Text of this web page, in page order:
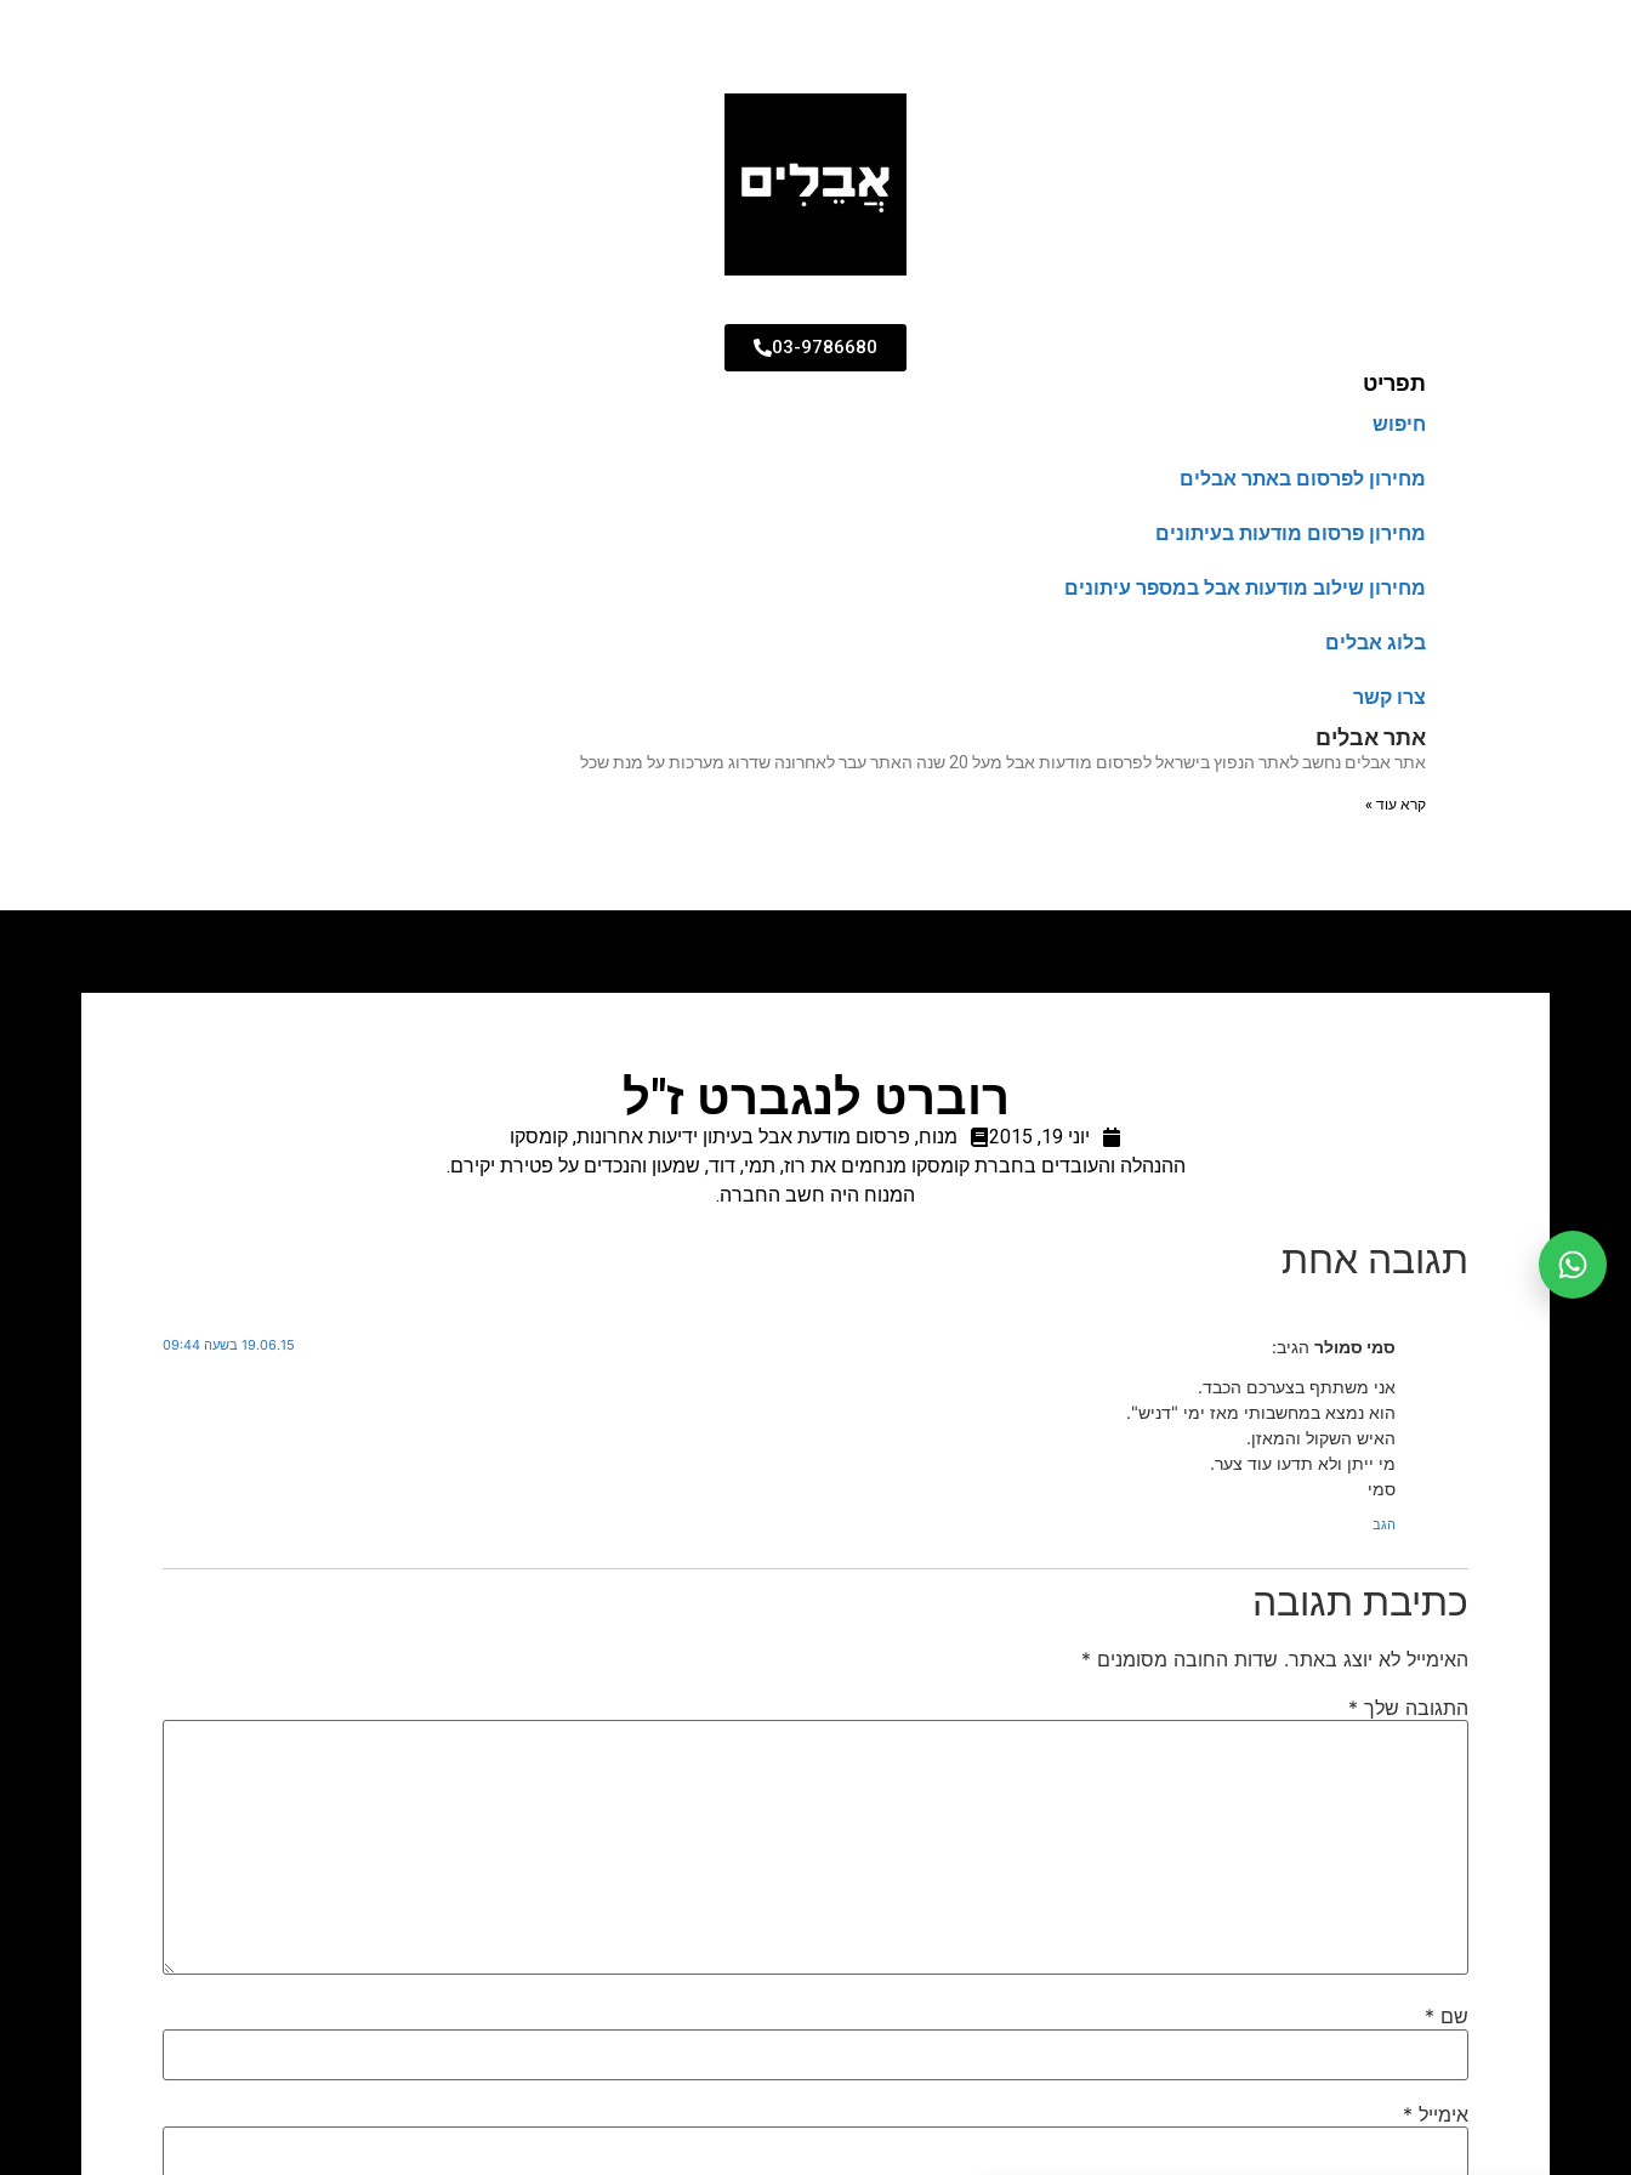
03-9786680
תפריט
חיפוש
מחירון לפרסום באתר אבלים
מחירון פרסום מודעות בעיתונים
מחירון שילוב מודעות אבל במספר עיתונים
בלוג אבלים
צרו קשר
אתר אבלים
אתר אבלים נחשב לאתר הנפוץ בישראל לפרסום מודעות אבל מעל 20 שנה האתר עבר לאחרונה שדרוג מערכות על מנת שכל
קרא עוד »
רוברט לנגברט ז"ל
יוני 19, 2015 מנוח, פרסום מודעת אבל בעיתון ידיעות אחרונות, קומסקו
ההנהלה והעובדים בחברת קומסקו מנחמים את רוז, תמי, דוד, שמעון והנכדים על פטירת יקירם.
המנוח היה חשב החברה.
תגובה אחת
סמי סמולר הגיב: 19.06.15 בשעה 09:44
אני משתתף בצערכם הכבד.
הוא נמצא במחשבותי מאז ימי "דניש".
האיש השקול והמאזן.
מי ייתן ולא תדעו עוד צער.
סמי
הגב
כתיבת תגובה
האימייל לא יוצג באתר. שדות החובה מסומנים *
התגובה שלך *
שם *
אימייל *